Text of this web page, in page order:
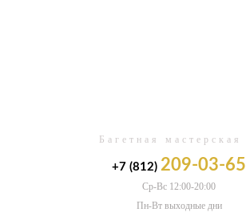
Багетная мастерская
+7 (812) 209-03-65
Ср-Вс 12:00-20:00
Пн-Вт выходные дни